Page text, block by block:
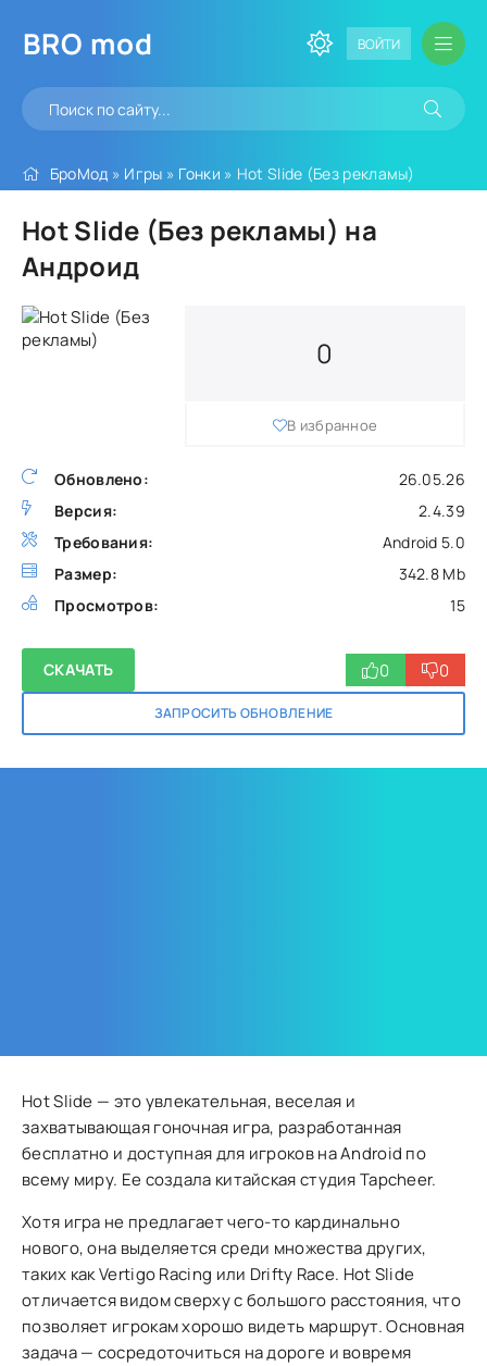
BRO mod ВОЙТИ
БроМод » Игры » Гонки » Hot Slide (Без рекламы)
Hot Slide (Без рекламы) на
Андроид
Обновлено:
26.05.26
Версия:
2.4.39
Требования:
Android 5.0
Размер:
342.8 Mb
Просмотров:
15
0
В избранное
СКАЧАТЬ
ЗАПРОСИТЬ ОБНОВЛЕНИЕ
0 0
Hot Slide — это увлекательная, веселая и
захватывающая гоночная игра, разработанная
бесплатно и доступная для игроков на Android по
всему миру. Ее создала китайская студия Tapcheer.
Хотя игра не предлагает чего-то кардинально
нового, она выделяется среди множества других,
таких как Vertigo Racing или Drifty Race. Hot Slide
отличается видом сверху с большого расстояния, что
позволяет игрокам хорошо видеть маршрут. Основная
задача — сосредоточиться на дороге и вовремя